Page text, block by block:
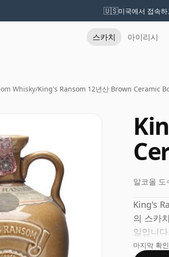
🇺🇸미국에서 접속
스카치 아이리시
Whisky/King's Ransom 12년산 Brown Ceramic
알코올 도
King's
의 스카
일입니
마지막 확